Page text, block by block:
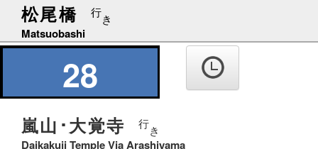
松尾橋 行き
Matsuobashi
28
嵐山･大覚寺 行き
Daikakuji Temple Via Arashiyama